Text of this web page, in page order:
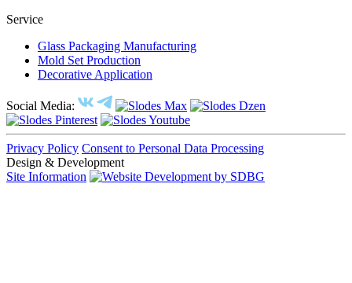
Service
Glass Packaging Manufacturing
Mold Set Production
Decorative Application
Social Media:
Privacy Policy Consent to Personal Data Processing
Design & Development
Site Information